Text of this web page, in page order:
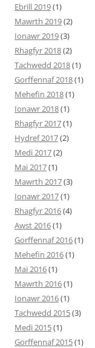
Ebrill 2019(1)
Mawrth 2019(2)
Ionawr 2019(3)
Rhagfyr 2018(2)
Tachwedd 2018(1)
Gorffennaf 2018(1)
Mehefin 2018(1)
Ionawr 2018(1)
Rhagfyr 2017(1)
Hydref 2017(2)
Medi 2017(2)
Mai 2017(1)
Mawrth 2017(3)
Ionawr 2017(1)
Rhagfyr 2016(4)
Awst 2016(1)
Gorffennaf 2016(1)
Mehefin 2016(1)
Mai 2016(1)
Mawrth 2016(1)
Ionawr 2016(1)
Tachwedd 2015(3)
Medi 2015(1)
Gorffennaf 2015(1)